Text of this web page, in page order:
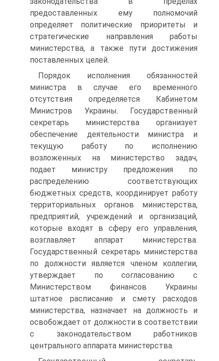
предоставленных ему полномочий
определяет политические приоритеты и
стратегические направления работы
министерства, а также пути достижения
поставленных целей.
Порядок исполнения обязанностей
министра в случае его временного
отсутствия определяется Кабинетом
Министров Украины. Государственный
секретарь министерства организует
обеспечение деятельности министра и
текущую работу по исполнению
возложенных на министерство задач,
подает министру предложения по
распределению соответствующих
бюджетных средств, координирует работу
территориальных органов министерства,
предприятий, учреждений и организаций,
которые входят в сферу его управления,
возглавляет аппарат министерства.
Государственный секретарь министерства
по должности является членом коллегии,
утверждает по согласованию с
Министерством финансов Украины
штатное расписание и смету расходов
министерства, назначает на должность и
освобождает от должности в соответствии
с законодательством работников
центрального аппарата министерства.